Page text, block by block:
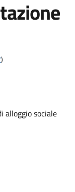
)
alloggio sociale